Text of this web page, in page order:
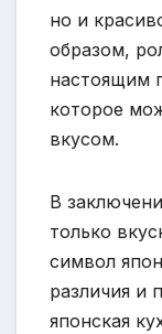
но и
образом,
настоящим
которое
вкусом.
В
только
символ
различия и
японская